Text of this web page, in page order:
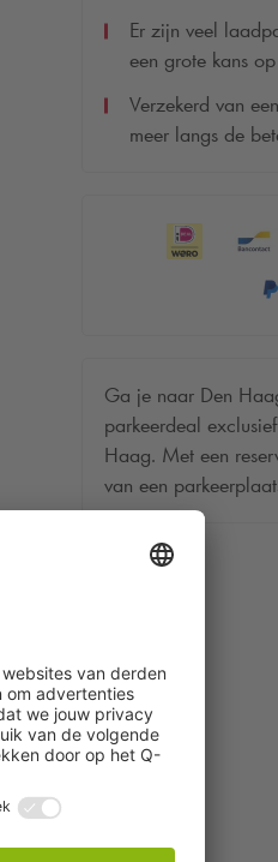
Er zijn veel
een grote kans
Verzekerd van
meer langs de
Ga je naar Den
parkeerdeal
Haag. Met een
van een